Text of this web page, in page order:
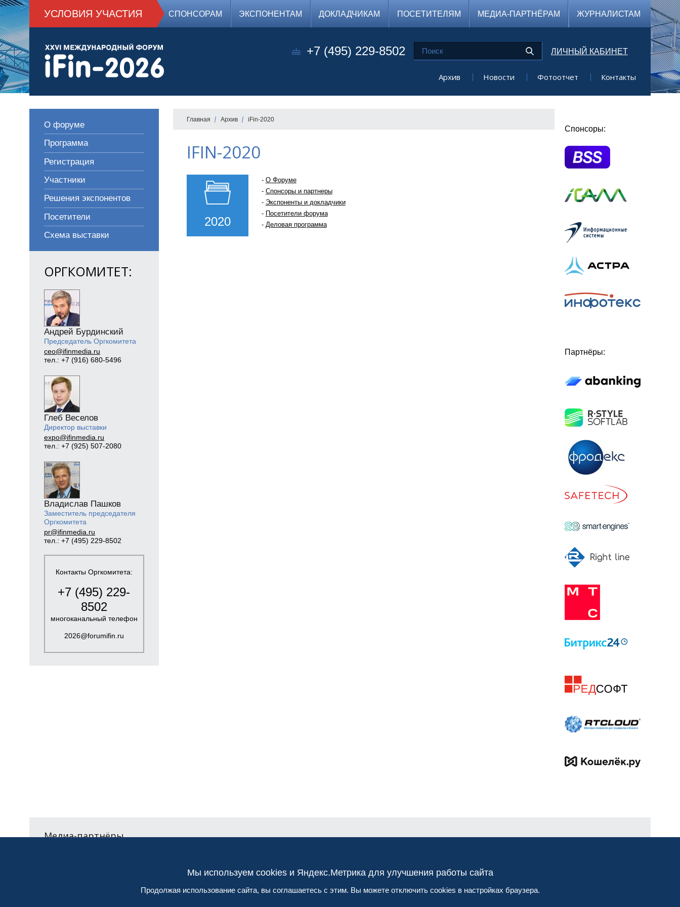
УСЛОВИЯ УЧАСТИЯ СПОНСОРАМ ЭКСПОНЕНТАМ ДОКЛАДЧИКАМ ПОСЕТИТЕЛЯМ МЕДИА-ПАРТНЁРАМ ЖУРНАЛИСТАМ
+7 (495) 229-8502 ЛИЧНЫЙ КАБИНЕТ
Архив Новости Фотоотчет Контакты
О форуме
Программа
Регистрация
Участники
Решения экспонентов
Посетители
Схема выставки
ОРГКОМИТЕТ:
Андрей Бурдинский
Председатель Оргкомитета
ceo@ifinmedia.ru
тел.: +7 (916) 680-5496
Глеб Веселов
Директор выставки
expo@ifinmedia.ru
тел.: +7 (925) 507-2080
Владислав Пашков
Заместитель председателя
Оргкомитета
pr@ifinmedia.ru
тел.: +7 (495) 229-8502
Контакты Оргкомитета:
+7 (495) 229-
8502
многоканальный телефон
2026@forumifin.ru
Главная Архив iFin-2020
IFIN-2020
2020
- О Форуме
- Спонсоры и партнеры
- Экспоненты и докладчики
- Посетители форума
- Деловая программа
Спонсоры:
Партнёры:
Медиа-партнёры
Спонсорам Экспонентам Докладчикам Посетителям Медиа-Партнёрам Журналистам
Мы используем cookies и Яндекс.Метрика для улучшения работы сайта
Продолжая использование сайта, вы соглашаетесь с этим. Вы можете отключить cookies в настройках браузера.